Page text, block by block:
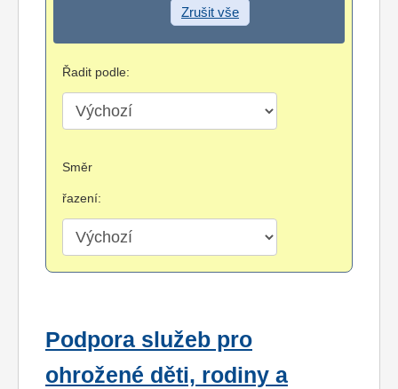
Zrušit vše
Řadit podle:
Směr
řazení:
Podpora služeb pro
ohrožené děti, rodiny a